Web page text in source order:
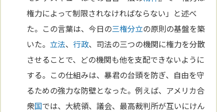
権力によって制限されなければならない」と述べ
た。この言葉は、今日の三権分立の原則の基盤を築
いた。 立法、行政、司法の三つの機関に権力を分散
させることで、どの機関も他を支配できないように
する。この仕組みは、暴君の台頭を防ぎ、自由を守
るための強力な防壁となった。例えば、アメリカ合
衆国では、大統領、議会、最高裁判所が互いにけん